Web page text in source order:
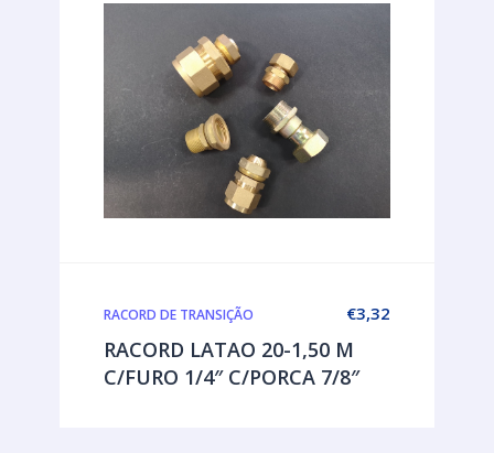
€3,32
RACORD DE TRANSIÇÃO
RACORD LATAO 20-1,50 M
C/FURO 1/4″ C/PORCA 7/8″